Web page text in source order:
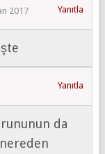
2017 Yanıtla
Yanıtla
da
nereden